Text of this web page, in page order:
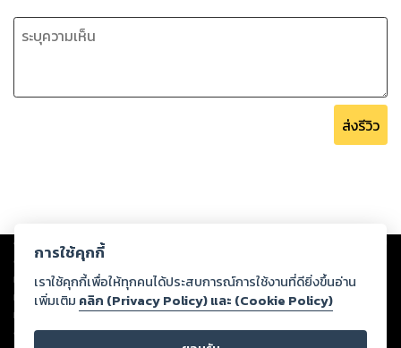
ส่งรีวิว
Copyright © 2026
ต่อผลงานหรือเนื้อหาใดที่อัปโหลดผ่านเว็บไซต์และปรากฏว่าละเมิดสิทธิใน
ทรัพย์สินทางปัญญาของบุคคลอื่นหรือขัดต่อกฎหมายและศีลธรรม ดังนั้น ผู้อ่าน
ทุกท่านโปรดใช้วิจารณญาณในการกลั่นกรองด้วยตนเอง และหากท่านพบว่าส่วน
หนึ่งส่วนใดขัดต่อกฎหมายและศีลธรรม กรุณาแจ้งมายังบริษัท เพื่อทีมงานจะได้
ดำเนินการในทันที ทั้งนี้ ทางสตอรี่ล็อกขอสงวนลิขสิทธิ์ตามพระราชบัญญัติ
การใช้คุกกี้
เราใช้คุกกี้เพื่อให้ทุกคนได้ประสบการณ์การใช้งานที่ดียิ่งขึ้นอ่าน
เพิ่มเติม คลิก (Privacy Policy) และ (Cookie Policy)